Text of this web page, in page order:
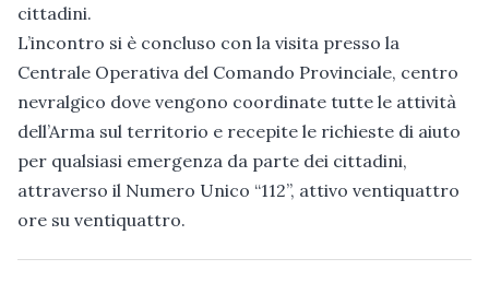
cittadini.
L’incontro si è concluso con la visita presso la
Centrale Operativa del Comando Provinciale, centro
nevralgico dove vengono coordinate tutte le attività
dell’Arma sul territorio e recepite le richieste di aiuto
per qualsiasi emergenza da parte dei cittadini,
attraverso il Numero Unico “112”, attivo ventiquattro
ore su ventiquattro.